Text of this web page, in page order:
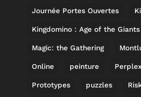
Journée Portes Ouvertes
Kingdomino : Age of the Giants
Magic: the Gathering
Online peinture
Prototypes puzzles